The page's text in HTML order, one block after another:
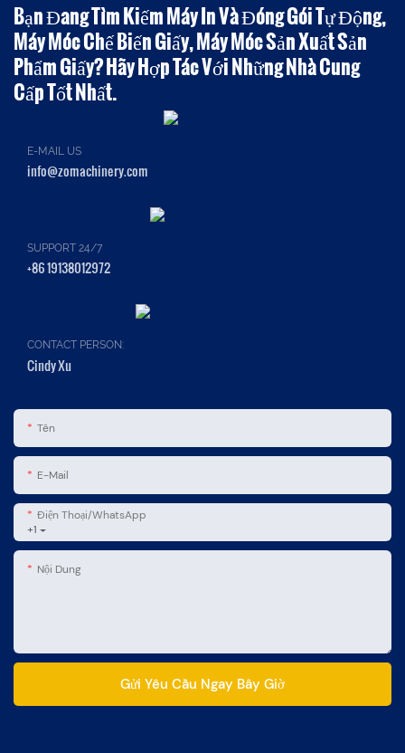
Bạn Đang Tìm Kiếm Máy In Và Đóng Gói Tự Động,
Máy Móc Chế Biến Giấy, Máy Móc Sản Xuất Sản
Phẩm Giấy? Hãy Hợp Tác Với Những Nhà Cung
Cấp Tốt Nhất.
E-MAIL US
info@zomachinery.com
SUPPORT 24/7
+86 19138012972
CONTACT PERSON:
Cindy Xu
Tên
E-Mail
+1
Điện Thoại/WhatsApp
Nội Dung
Gửi Yêu Cầu Ngay Bây Giờ